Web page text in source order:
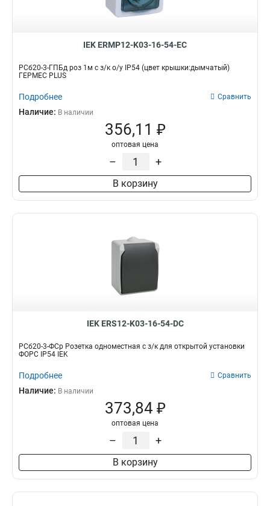
IEK ERMP12-K03-16-54-EC
РСб20-3-ГПБд роз 1м с з/к о/у IP54 (цвет крышки:дымчатый)
ГЕРМЕС PLUS
Подробнее Сравнить
Наличие: В наличии
356,11 ₽
оптовая цена
– +
В корзину
IEK ERS12-K03-16-54-DC
РСб20-3-ФСр Розетка одноместная с з/к для открытой установки
ФОРС IP54 IEK
Подробнее Сравнить
Наличие: В наличии
373,84 ₽
оптовая цена
– +
В корзину